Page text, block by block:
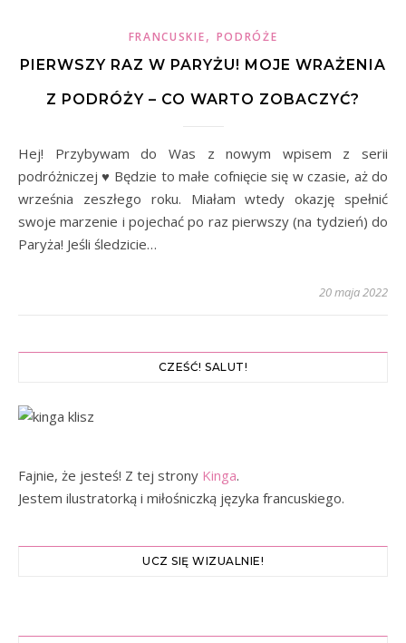
FRANCUSKIE, PODRÓŻE
PIERWSZY RAZ W PARYŻU! MOJE WRAŻENIA
Z PODRÓŻY – CO WARTO ZOBACZYĆ?
Hej! Przybywam do Was z nowym wpisem z serii
podróżniczej ♥ Będzie to małe cofnięcie się w czasie, aż do
września zeszłego roku. Miałam wtedy okazję spełnić
swoje marzenie i pojechać po raz pierwszy (na tydzień) do
Paryża! Jeśli śledzicie…
20 maja 2022
CZEŚĆ! SALUT!
Fajnie, że jesteś! Z tej strony Kinga.
Jestem ilustratorką i miłośniczką języka francuskiego.
UCZ SIĘ WIZUALNIE!